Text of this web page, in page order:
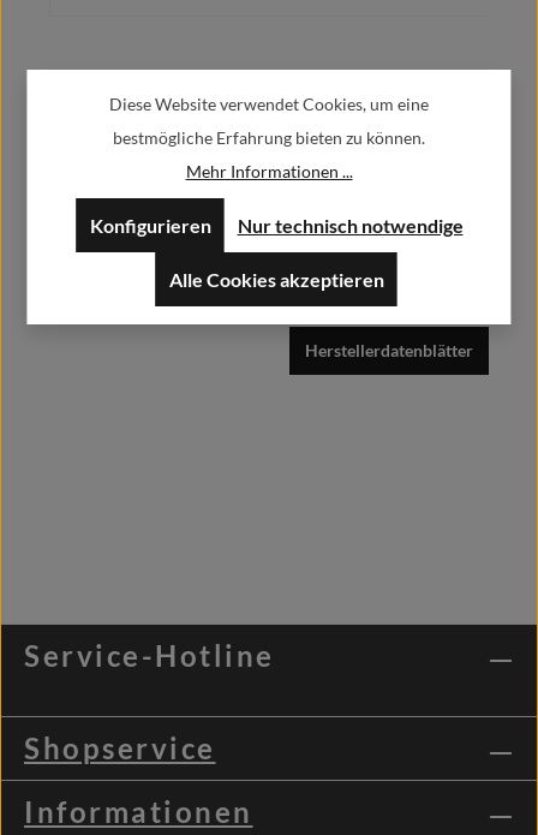
Alfa GmbH / Alfashirt
Weisweilerstr.20-22
info@alfashirt.de
Herstellerdatenblätter
Service-Hotline
Shopservice
Informationen
Diese Website verwendet Cookies, um eine
bestmögliche Erfahrung bieten zu können.
Mehr Informationen ...
Nur technisch notwendige
Konfigurieren
Alle Cookies akzeptieren